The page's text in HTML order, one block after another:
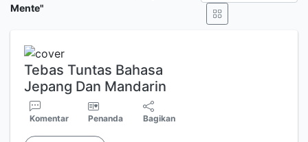
Mente"
Tebas Tuntas Bahasa
Jepang Dan Mandarin
Komentar Penanda Bagikan